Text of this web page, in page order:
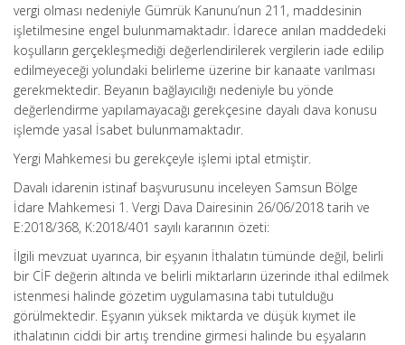
vergi olması nedeniyle Gümrük Kanunu’nun 211, maddesinin
işletilmesine engel bulunmamaktadır. İdarece anılan maddedeki
koşulların gerçekleşmediği değerlendirilerek vergilerin iade edilip
edilmeyeceği yolundaki belirleme üzerine bir kanaate varılması
gerekmektedir. Beyanın bağlayıcılığı nedeniyle bu yönde
değerlendirme yapılamayacağı gerekçesine dayalı dava konusu
işlemde yasal İsabet bulunmamaktadır.
Yergi Mahkemesi bu gerekçeyle işlemi iptal etmiştir.
Davalı idarenin istinaf başvurusunu inceleyen Samsun Bölge
İdare Mahkemesi 1. Vergi Dava Dairesinin 26/06/2018 tarih ve
E:2018/368, K:2018/401 sayılı kararının özeti:
İlgili mevzuat uyarınca, bir eşyanın İthalatın tümünde değil, belirli
bir CİF değerin altında ve belirli miktarların üzerinde ithal edilmek
istenmesi halinde gözetim uygulamasına tabi tutulduğu
görülmektedir. Eşyanın yüksek miktarda ve düşük kıymet ile
ithalatının ciddi bir artış trendine girmesi halinde bu eşyaların